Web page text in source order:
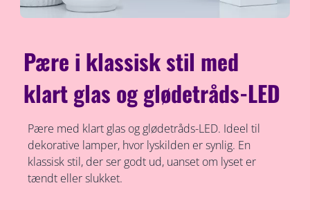
Pære i klassisk stil med
klart glas og glødetråds-LED
Pære med klart glas og glødetråds-LED. Ideel til
dekorative lamper, hvor lyskilden er synlig. En
klassisk stil, der ser godt ud, uanset om lyset er
tændt eller slukket.